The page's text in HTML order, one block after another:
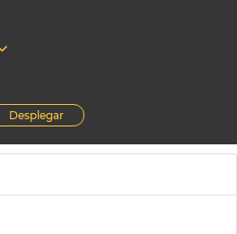
Desplegar